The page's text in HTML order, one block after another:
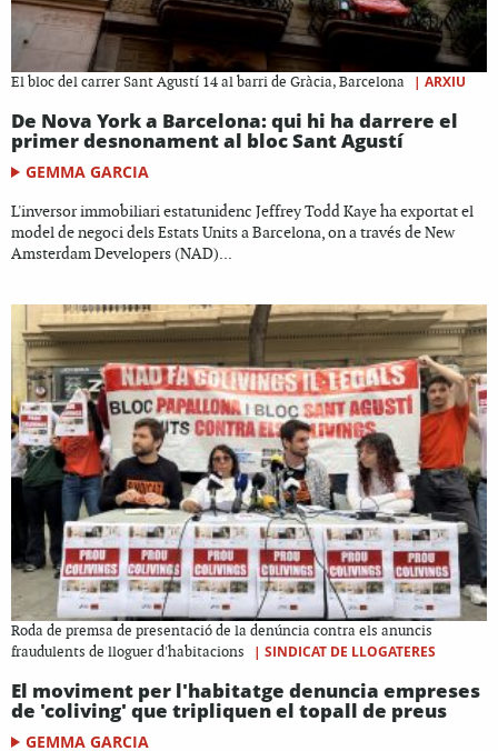
El bloc del carrer Sant Agustí 14 al barri de Gràcia, Barcelona | ARXIU
De Nova York a Barcelona: qui hi ha darrere el
primer desnonament al bloc Sant Agustí
GEMMA GARCIA
L'inversor immobiliari estatunidenc Jeffrey Todd Kaye ha exportat el
model de negoci dels Estats Units a Barcelona, on a través de New
Amsterdam Developers (NAD)...
Roda de premsa de presentació de la denúncia contra els anuncis
fraudulents de lloguer d'habitacions
| SINDICAT DE LLOGATERES
El moviment per l'habitatge denuncia empreses
de 'coliving' que tripliquen el topall de preus
GEMMA GARCIA